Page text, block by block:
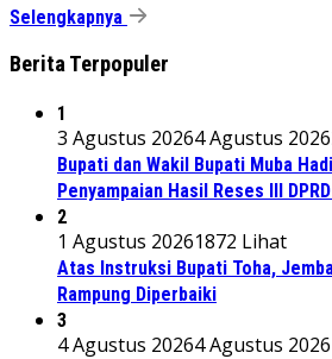
Selengkapnya
Berita Terpopuler
1
3 Agustus 20264 Agustus 2026
Bupati dan Wakil Bupati Muba
Penyampaian Hasil Reses III
2
1 Agustus 20261872 Lihat
Atas Instruksi Bupati Toha,
Rampung Diperbaiki
3
4 Agustus 20264 Agustus 2026